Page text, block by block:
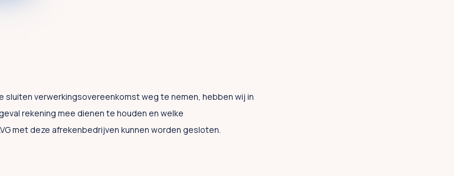
sluiten verwerkingsovereenkomst weg te nemen, hebben wij in
rekening mee dienen te houden en welke
met deze afrekenbedrijven kunnen worden gesloten.